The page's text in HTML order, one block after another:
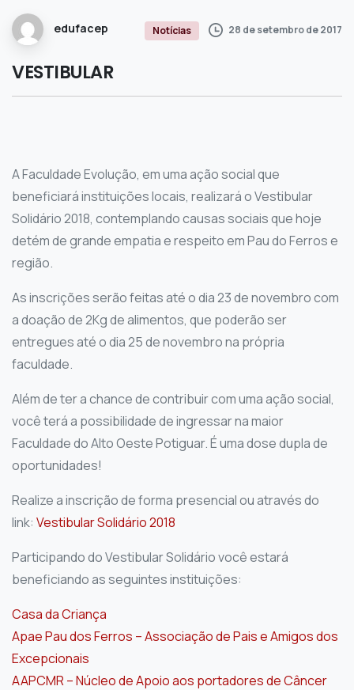
edufacep Notícias 28 de setembro de 2017
VESTIBULAR
A Faculdade Evolução, em uma ação social que
beneficiará instituições locais, realizará o Vestibular
Solidário 2018, contemplando causas sociais que hoje
detém de grande empatia e respeito em Pau do Ferros e
região.
As inscrições serão feitas até o dia 23 de novembro com
a doação de 2Kg de alimentos, que poderão ser
entregues até o dia 25 de novembro na própria
faculdade.
Além de ter a chance de contribuir com uma ação social,
você terá a possibilidade de ingressar na maior
Faculdade do Alto Oeste Potiguar. É uma dose dupla de
oportunidades!
Realize a inscrição de forma presencial ou através do
link: Vestibular Solidário 2018
Participando do Vestibular Solidário você estará
beneficiando as seguintes instituições:
Casa da Criança
Apae Pau dos Ferros – Associação de Pais e Amigos dos
Excepcionais
AAPCMR – Núcleo de Apoio aos portadores de Câncer